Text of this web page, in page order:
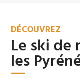
DÉCOUVREZ
Le ski de
les